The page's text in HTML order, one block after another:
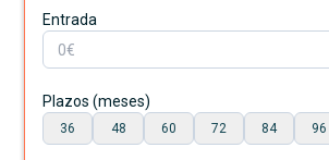
Entrada
Plazos (meses)
36 48 60 72 84 96